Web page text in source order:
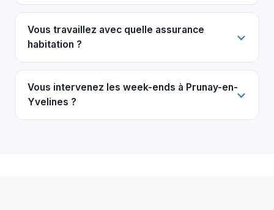
Vous travaillez avec quelle assurance
habitation ?
Vous intervenez les week-ends à Prunay-en-
Yvelines ?